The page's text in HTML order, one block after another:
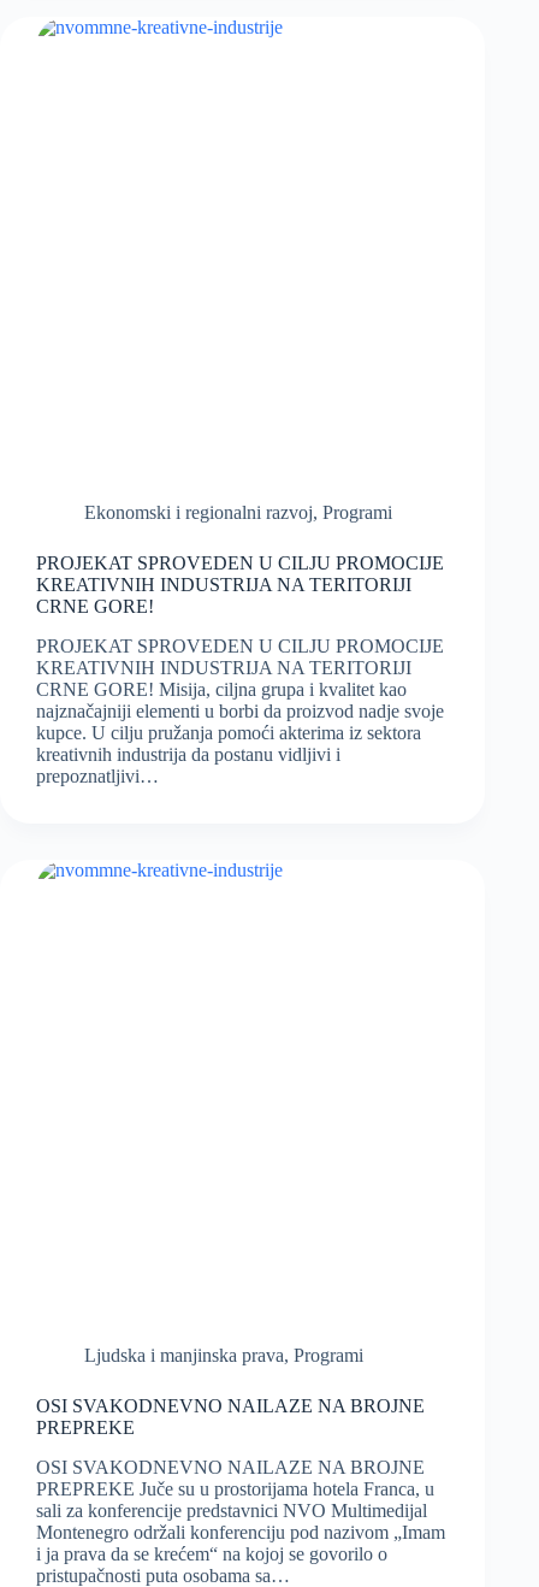
Ekonomski i regionalni razvoj, Programi
PROJEKAT SPROVEDEN U CILJU PROMOCIJE
KREATIVNIH INDUSTRIJA NA TERITORIJI
CRNE GORE!
PROJEKAT SPROVEDEN U CILJU PROMOCIJE
KREATIVNIH INDUSTRIJA NA TERITORIJI
CRNE GORE! Misija, ciljna grupa i kvalitet kao
najznačajniji elementi u borbi da proizvod nadje svoje
kupce. U cilju pružanja pomoći akterima iz sektora
kreativnih industrija da postanu vidljivi i
prepoznatljivi…
Ljudska i manjinska prava, Programi
OSI SVAKODNEVNO NAILAZE NA BROJNE
PREPREKE
OSI SVAKODNEVNO NAILAZE NA BROJNE
PREPREKE Juče su u prostorijama hotela Franca, u
sali za konferencije predstavnici NVO Multimedijal
Montenegro održali konferenciju pod nazivom „Imam
i ja prava da se krećem“ na kojoj se govorilo o
pristupačnosti puta osobama sa…